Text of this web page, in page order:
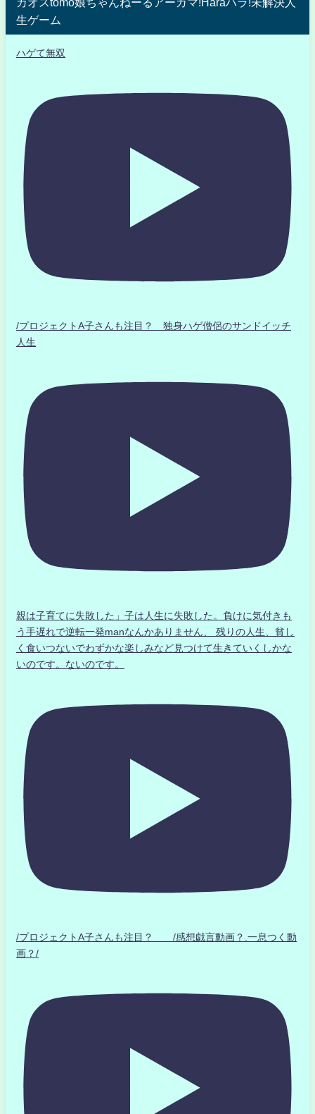
生ゲーム
ハゲて無双
/プロジェクトA子さんも注目？ 独身ハゲ僧侶のサンドイッチ
人生
親は子育てに失敗した」子は人生に失敗した。負けに気付きも
う手遅れで逆転一発manなんかありません、 残りの人生、貧し
く食いつないでわずかな楽しみなど見つけて生きていくしかな
いのです。ないのです。
/プロジェクトA子さんも注目？ /感想戯言動画？.一息つく動
画？/